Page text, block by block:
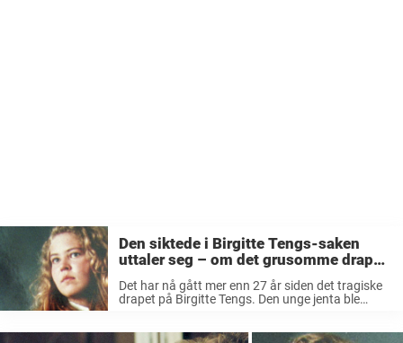
Den siktede i Birgitte Tengs-saken
uttaler seg – om det grusomme drapet:
«Det er helt…»
Det har nå gått mer enn 27 år siden det tragiske
drapet på Birgitte Tengs. Den unge jenta ble